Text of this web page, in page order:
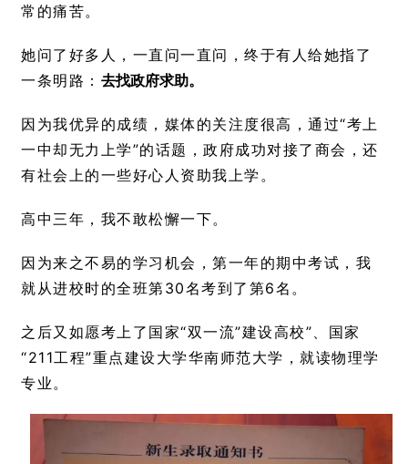
常的痛苦。
她问了好多人，一直问一直问，终于有人给她指了
一条明路： 去找政府求助。
因为我优异的成绩，媒体的关注度很高，通过“考上
一中却无力上学”的话题，政府成功对接了商会，还
有社会上的一些好心人资助我上学。
高中三年，我不敢松懈一下。
因为来之不易的学习机会，第一年的期中考试，我
就从进校时的全班第30名考到了第6名。
之后又如愿考上了国家“双一流”建设高校”、国家
“211工程”重点建设大学华南师范大学，就读物理学
专业。